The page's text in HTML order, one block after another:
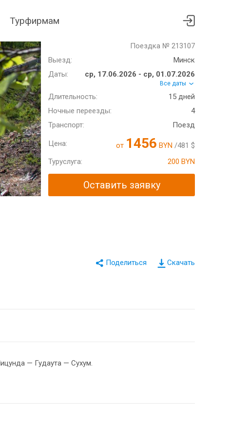
Турфирмам
Поездка № 213107
Выезд:
Минск
Даты:
ср, 17.06.2026 - ср, 01.07.2026
Все даты
Длительность:
15 дней
Ночные переезды:
4
Транспорт:
Поезд
Цена: от 1456 BYN /481 $
Туруслуга:
200 BYN
Оставить заявку
Скачать
— Гудаута — Сухум.